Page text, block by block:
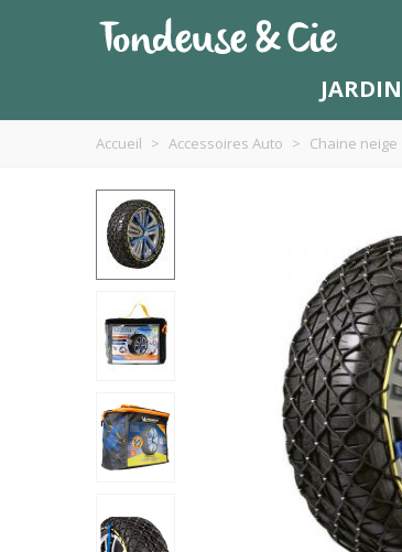
JARDIN
Accueil > Accessoires Auto > Chaine neige